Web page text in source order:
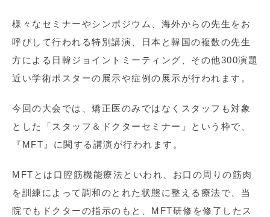
様々なセミナーやシンポジウム、海外からの先生をお
呼びして行われる特別講演、日本と韓国の複数の先生
方による日韓ジョイントミーティング、その他300演題
近い学術ポスターの展示や症例の展示が行われます。
今回の大会では、矯正医のみではなくスタッフも対象
とした「スタッフ＆ドクターセミナー」という枠で、
『MFT』に関する講演が行われます。
MFTとは口腔筋機能療法といわれ、お口の周りの筋肉
を訓練によって調和のとれた状態に整える療法で、当
院でもドクターの指示のもと、MFT研修を修了したス